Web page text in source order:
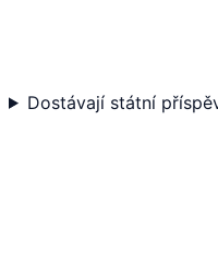
Dostávají státní